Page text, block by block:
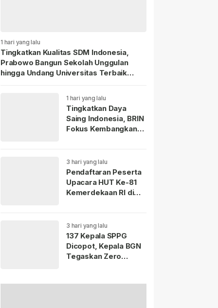
1 hari yang lalu
Tingkatkan Kualitas SDM Indonesia,
Prabowo Bangun Sekolah Unggulan
hingga Undang Universitas Terbaik
1 hari yang lalu
Tingkatkan Daya
Saing Indonesia, BRIN
Fokus Kembangkan
3 hari yang lalu
Pendaftaran Peserta
Upacara HUT Ke-81
Kemerdekaan RI di
5 Agustus 2026.
3 hari yang lalu
137 Kepala SPPG
Dicopot, Kepala BGN
Tegaskan Zero